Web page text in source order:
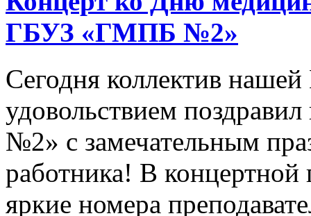
ГБУЗ «ГМПБ №2»
Сегодня коллектив
удовольствием
№2» с замечательным
работника! В
яркие номера